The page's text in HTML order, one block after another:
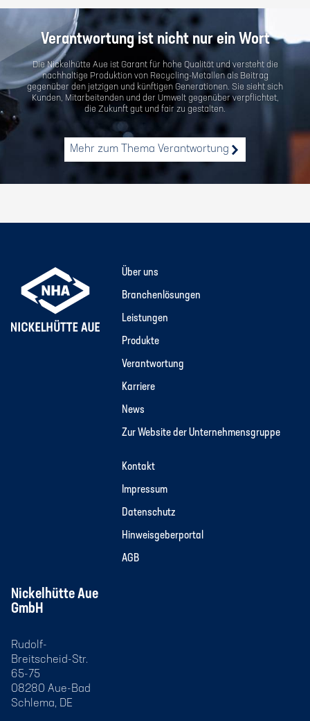
Verantwortung ist nicht nur ein Wort
Die Nickelhütte Aue ist Garant für hohe Qualität und versteht die
nachhaltige Produktion von Recycling-Metallen als Beitrag
gegenüber den jetzigen und künftigen Generationen. Sie sieht sich
Kunden, Mitarbeitenden und der Umwelt gegenüber verpflichtet,
die Zukunft gut und fair zu gestalten.
Mehr zum Thema Verantwortung
Über uns
Branchenlösungen
Leistungen
Produkte
Verantwortung
Karriere
News
Zur Website der Unternehmensgruppe
Kontakt
Impressum
Datenschutz
Hinweisgeberportal
AGB
Nickelhütte Aue
GmbH
Rudolf-
Breitscheid-Str.
65-75
08280 Aue-Bad
Schlema, DE